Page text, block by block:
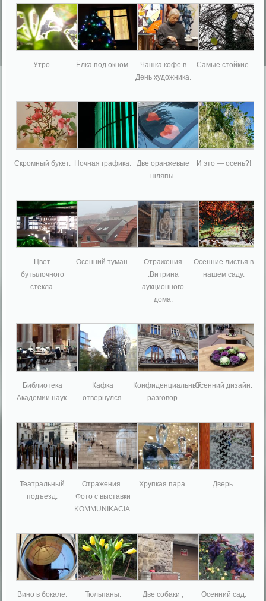
Утро. Ёлка под окном.
Чашка кофе в
День художника.
Самые стойкие.
Скромный букет. Ночная графика.
Две оранжевые
шляпы.
И это — осень?!
Цвет
бутылочного
стекла.
Осенний туман.
Отражения
.Витрина
аукционного
дома.
Осенние листья в
нашем саду.
Библиотека
Академии наук.
Кафка
отвернулся.
Конфиденциальный
разговор.
Осенний дизайн.
Театральный
подъезд.
Отражения .
Фото с выставки
KOMMUNIKACIA.
Хрупкая пара. Дверь.
Вино в бокале. Тюльпаны.
Две собаки ,
Осенний сад.